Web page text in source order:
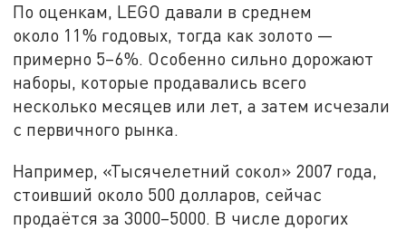
По оценкам, LEGO давали в среднем
около 11% годовых, тогда как золото —
примерно 5–6%. Особенно сильно дорожают
наборы, которые продавались всего
несколько месяцев или лет, а затем исчезали
с первичного рынка.
Например, «Тысячелетний сокол» 2007 года,
стоивший около 500 долларов, сейчас
продаётся за 3000–5000. В числе дорогих